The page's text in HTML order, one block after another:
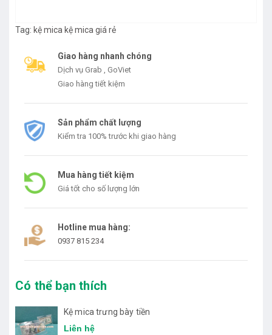
Tag: kệ mica kệ mica giá rẻ
Giao hàng nhanh chóng
Dịch vụ Grab , GoViet
Giao hàng tiết kiệm
Sản phẩm chất lượng
Kiểm tra 100% trước khi giao hàng
Mua hàng tiết kiệm
Giá tốt cho số lượng lớn
Hotline mua hàng:
0937 815 234
Có thể bạn thích
Kệ mica trưng bày tiền
Liên hệ